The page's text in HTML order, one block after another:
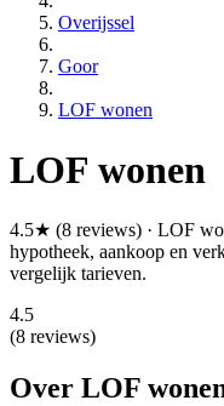
Overijssel
Goor
LOF wonen
LOF wonen
4.5★ (8 reviews) · LOF
hypotheek, aankoop en
vergelijk tarieven.
4.5
(8 reviews)
Over LOF